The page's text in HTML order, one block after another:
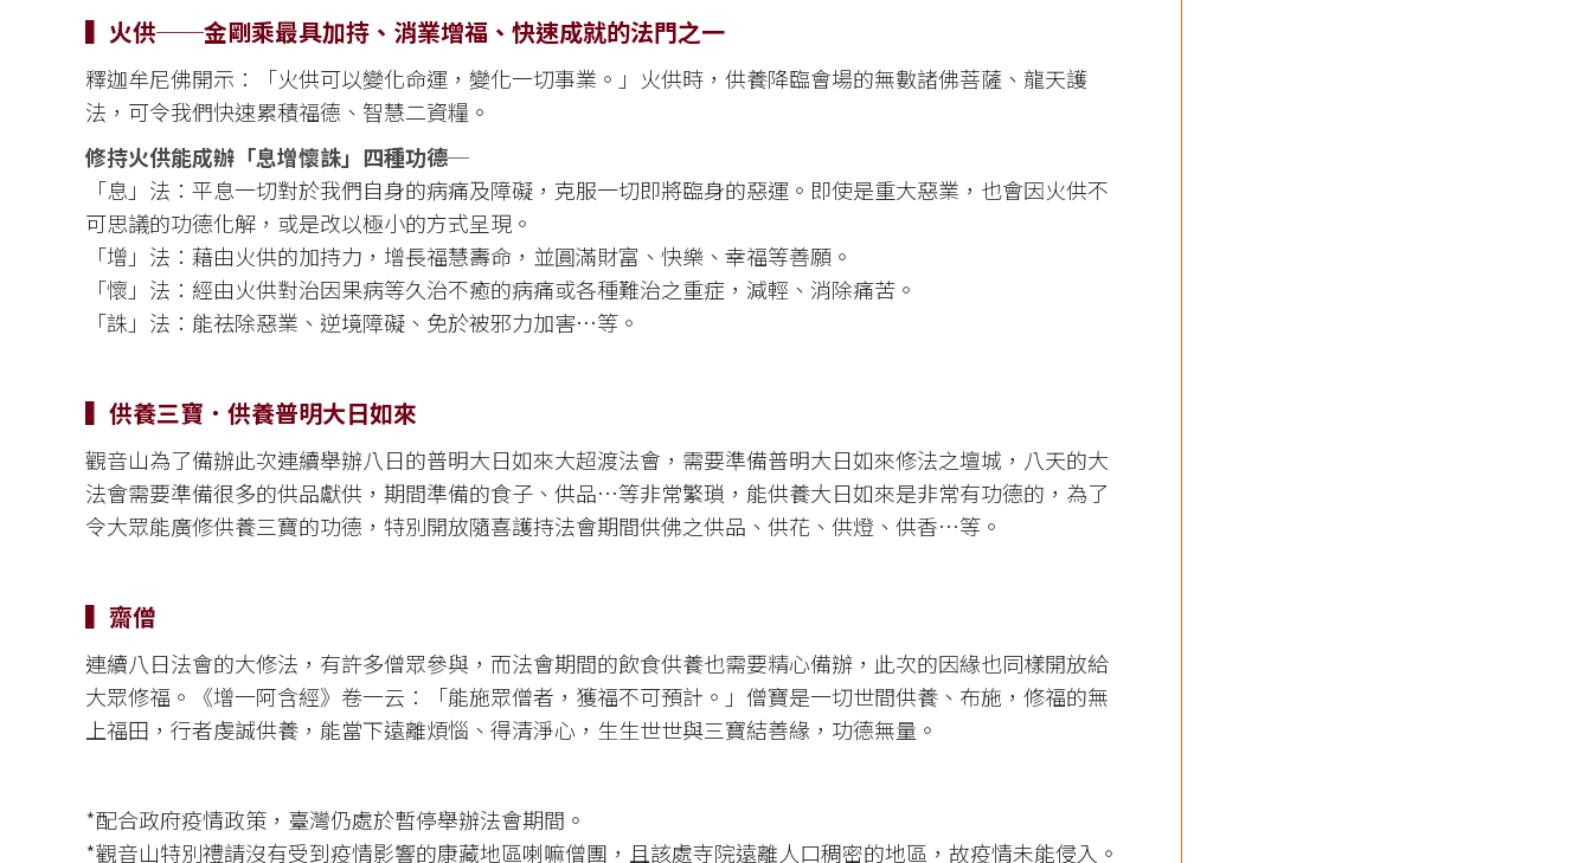
▍火供──金剛乘最具加持、消業增福、快速成就的法門之一
釋迦牟尼佛開示：「火供可以變化命運，變化一切事業。」火供時，供養降臨會場的無數諸佛菩薩、龍天護
法，可令我們快速累積福德、智慧二資糧。
修持火供能成辦「息增懷誅」四種功德─
「息」法：平息一切對於我們自身的病痛及障礙，克服一切即將臨身的惡運。即使是重大惡業，也會因火供不
可思議的功德化解，或是改以極小的方式呈現。
「增」法：藉由火供的加持力，增長福慧壽命，並圓滿財富、快樂、幸福等善願。
「懷」法：經由火供對治因果病等久治不癒的病痛或各種難治之重症，減輕、消除痛苦。
「誅」法：能祛除惡業、逆境障礙、免於被邪力加害…等。
▍供養三寶．供養普明大日如來
觀音山為了備辦此次連續舉辦八日的普明大日如來大超渡法會，需要準備普明大日如來修法之壇城，八天的大
法會需要準備很多的供品獻供，期間準備的食子、供品…等非常繁瑣，能供養大日如來是非常有功德的，為了
令大眾能廣修供養三寶的功德，特別開放隨喜護持法會期間供佛之供品、供花、供燈、供香…等。
▍齋僧
連續八日法會的大修法，有許多僧眾參與，而法會期間的飲食供養也需要精心備辦，此次的因緣也同樣開放給
大眾修福。《增一阿含經》卷一云：「能施眾僧者，獲福不可預計。」僧寶是一切世間供養、布施，修福的無
上福田，行者虔誠供養，能當下遠離煩惱、得清淨心，生生世世與三寶結善緣，功德無量。
*配合政府疫情政策，臺灣仍處於暫停舉辦法會期間。
*觀音山特別禮請沒有受到疫情影響的康藏地區喇嘛僧團，且該處寺院遠離人口稠密的地區，故疫情未能侵入。